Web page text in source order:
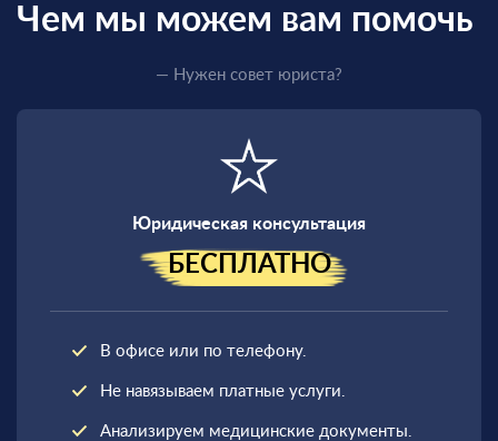
Чем мы можем вам помочь
— Нужен совет юриста?
Юридическая консультация
БЕСПЛАТНО
В офисе или по телефону.
Не навязываем платные услуги.
Анализируем медицинские документы.